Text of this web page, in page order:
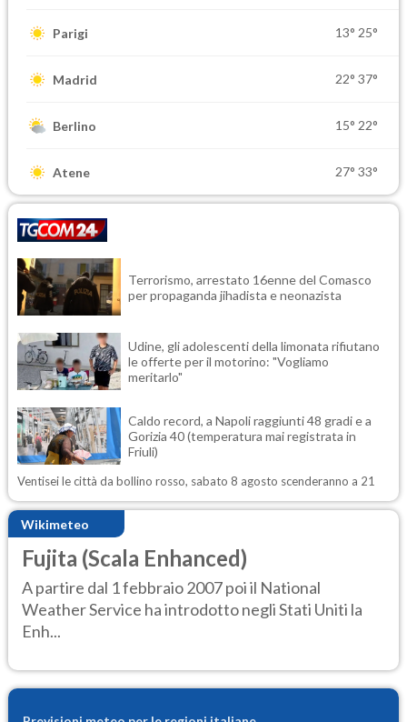
Parigi 13° 25°
Madrid 22° 37°
Berlino 15° 22°
Atene 27° 33°
Terrorismo, arrestato 16enne del Comasco
per propaganda jihadista e neonazista
Udine, gli adolescenti della limonata rifiutano
le offerte per il motorino: "Vogliamo
meritarlo"
Caldo record, a Napoli raggiunti 48 gradi e a
Gorizia 40 (temperatura mai registrata in
Friuli)
Ventisei le città da bollino rosso, sabato 8 agosto scenderanno a 21
Wikimeteo
Fujita (Scala Enhanced)
A partire dal 1 febbraio 2007 poi il National
Weather Service ha introdotto negli Stati Uniti la
Enh...